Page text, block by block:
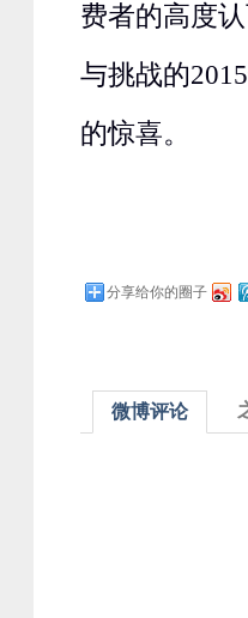
费者的高度
与挑战的
的惊喜。
分享给你的圈子
微博评论